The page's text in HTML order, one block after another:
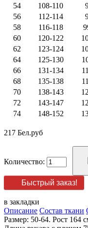
54
108-110
56
112-114
58
116-118
60
120-122
62
123-124
64
125-130
66
131-134
68
135-138
70
138-143
72
143-147
74
148-152
217 Бел.руб
Количество:
Быстрый заказ!
в закладки
Описание Состав ткани
Размер: 50-64. Рост 164